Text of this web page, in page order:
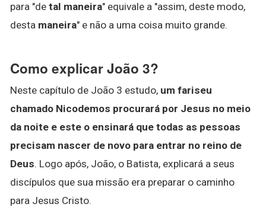
para "de tal maneira" equivale a "assim, deste modo,
desta maneira" e não a uma coisa muito grande.
Como explicar João 3?
Neste capítulo de João 3 estudo, um fariseu
chamado Nicodemos procurará por Jesus no meio
da noite e este o ensinará que todas as pessoas
precisam nascer de novo para entrar no reino de
Deus. Logo após, João, o Batista, explicará a seus
discípulos que sua missão era preparar o caminho
para Jesus Cristo.